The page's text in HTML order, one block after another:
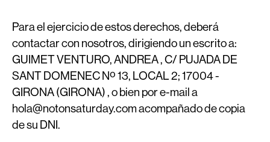
Para el ejercicio de estos derechos, deberá
contactar con nosotros, dirigiendo un escrito a:
GUIMET VENTURO, ANDREA , C/ PUJADA DE
SANT DOMENEC Nº 13, LOCAL 2; 17004 -
GIRONA (GIRONA) , o bien por e-mail a
hola@notonsaturday.com acompañado de copia
de su DNI.